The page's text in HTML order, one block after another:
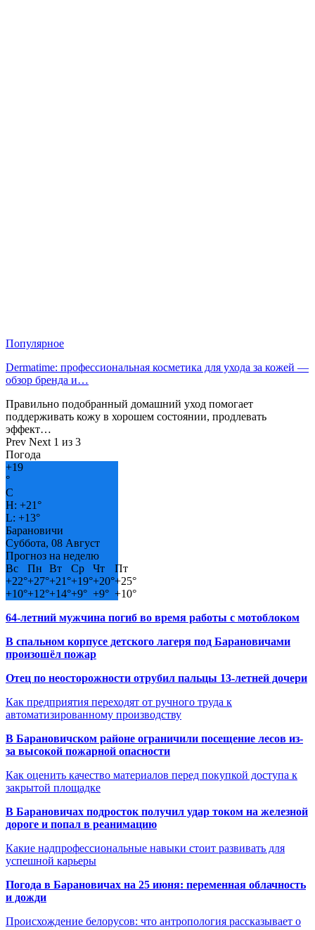
Популярное
Dermatime: профессиональная косметика для ухода за кожей —
обзор бренда и…
Правильно подобранный домашний уход помогает
поддерживать кожу в хорошем состоянии, продлевать
эффект…
Prev Next 1 из 3
Погода
+19
°
C
H: +21°
L: +13°
Барановичи
Суббота, 08 Август
Прогноз на неделю
Вс
Пн Вт Ср Чт
Пт
+22°+27°+21°+19°+20°+25°
+10°+12°+14°+9° +9° +10°
64-летний мужчина погиб во время работы с мотоблоком
В спальном корпусе детского лагеря под Барановичами
произошёл пожар
Отец по неосторожности отрубил пальцы 13-летней дочери
Как предприятия переходят от ручного труда к
автоматизированному производству
В Барановичском районе ограничили посещение лесов из-
за высокой пожарной опасности
Как оценить качество материалов перед покупкой доступа к
закрытой площадке
В Барановичах подросток получил удар током на железной
дороге и попал в реанимацию
Какие надпрофессиональные навыки стоит развивать для
успешной карьеры
Погода в Барановичах на 25 июня: переменная облачность
и дожди
Происхождение белорусов: что антропология рассказывает о